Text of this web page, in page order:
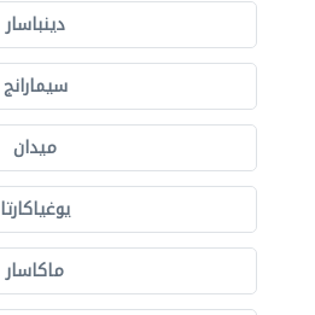
دينباسار
سيمارانج
ميدان
يوغياكارتا
ماكاسار